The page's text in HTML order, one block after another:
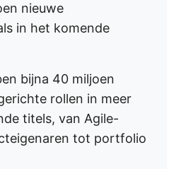
nieuwe
in het komende
bijna 40 miljoen
rollen in meer
titels, van Agile-
tot portfolio